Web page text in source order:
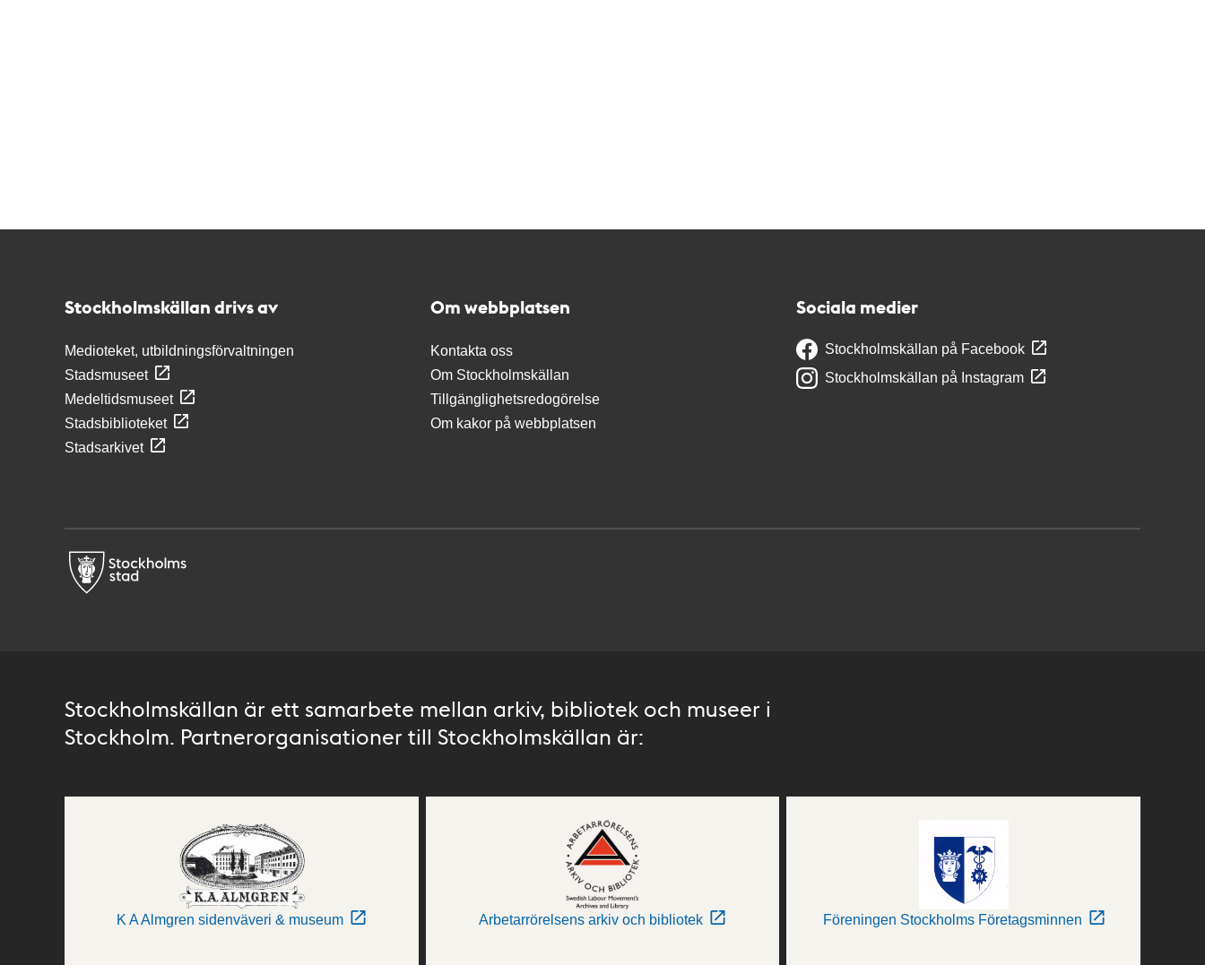
Stockholmskällan drivs av
Medioteket, utbildningsförvaltningen
Stadsmuseet
Medeltidsmuseet
Stadsbiblioteket
Stadsarkivet
Om webbplatsen
Kontakta oss
Om Stockholmskällan
Tillgänglighetsredogörelse
Om kakor på webbplatsen
Sociala medier
Stockholmskällan på Facebook
Stockholmskällan på Instagram
Stockholmskällan är ett samarbete mellan arkiv, bibliotek och museer i
Stockholm. Partnerorganisationer till Stockholmskällan är:
K A Almgren sidenväveri & museum Arbetarrörelsens arkiv och bibliotek Föreningen Stockholms Företagsminnen